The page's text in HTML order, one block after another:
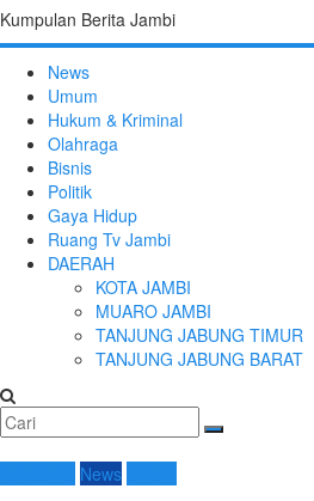
Kumpulan Berita Jambi
News
Umum
Hukum & Kriminal
Olahraga
Bisnis
Politik
Gaya Hidup
Ruang Tv Jambi
DAERAH
KOTA JAMBI
MUARO JAMBI
TANJUNG JABUNG TIMUR
TANJUNG JABUNG BARAT
News